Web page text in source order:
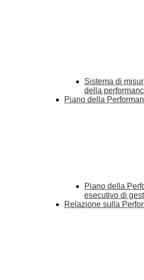
Sistema di
della
Piano della
Piano della
esecutivo di
Relazione sulla